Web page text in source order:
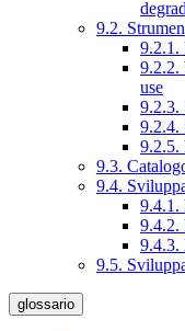
9.2.
9.2.1.
9.2.2.
use
9.2.3.
9.2.4.
9.2.5.
9.3.
9.4.
9.4.1.
9.4.2.
9.4.3.
9.5.
glossario